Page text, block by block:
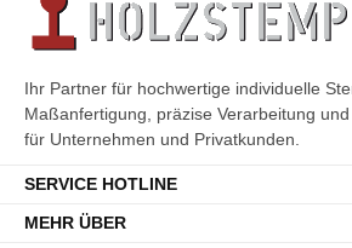
Ihr Partner für hochwertige individuelle
Maßanfertigung, präzise Verarbeitung
für Unternehmen und Privatkunden.
SERVICE HOTLINE
MEHR ÜBER